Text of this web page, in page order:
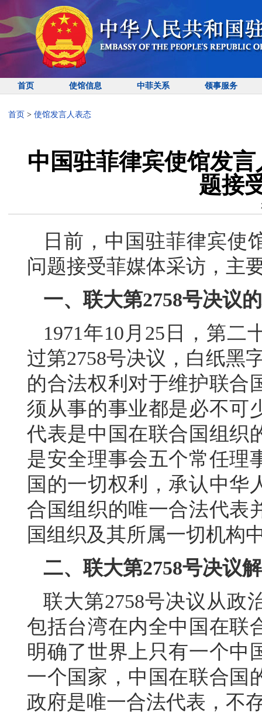
首页 使馆信息 中菲关系 领事服务
首页 > 使馆发言人表态
中国驻菲律宾使馆发
题接
日前，中国驻菲律宾使
问题接受菲媒体采访，主
一、联大第2758号决议
1971年10月25日，第
过第2758号决议，白纸黑
的合法权利对于维护联合
须从事的事业都是必不可
代表是中国在联合国组织
是安全理事会五个常任理
国的一切权利，承认中华
合国组织的唯一合法代表
国组织及其所属一切机构
二、联大第2758号决议
联大第2758号决议从政
包括台湾在内全中国在联
明确了世界上只有一个中
一个国家，中国在联合国
政府是唯一合法代表，不